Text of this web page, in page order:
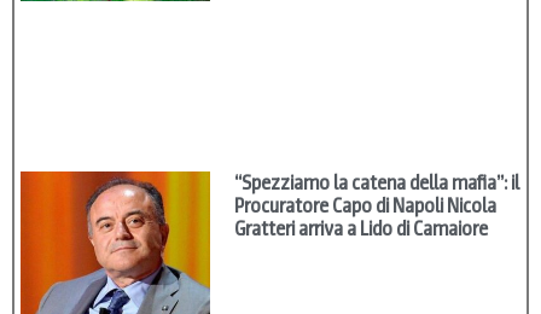
“Spezziamo la catena della mafia”: il
Procuratore Capo di Napoli Nicola
Gratteri arriva a Lido di Camaiore